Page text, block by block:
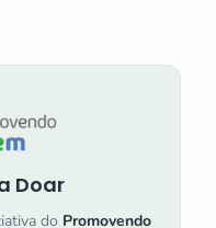
Doar
do Promovendo